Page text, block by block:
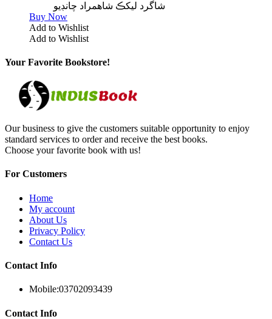
Buy Now
Add to Wishlist
Add to Wishlist
Your Favorite Bookstore!
Our business to give the customers suitable opportunity to enjoy
standard services to order and receive the best books.
Choose your favorite book with us!
For Customers
Home
My account
About Us
Privacy Policy
Contact Us
Contact Info
Mobile:03702093439
Contact Info